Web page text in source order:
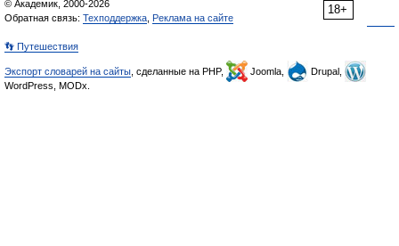
18+
© Академик, 2000-2026
Обратная связь: Техподдержка Реклама на сайте
👣 Путешествия
Экспорт словарей на сайты , сделанные на PHP, Joomla,
Drupal,
WordPress, MODx.